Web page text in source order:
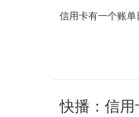
信用卡有一个账
快播：信